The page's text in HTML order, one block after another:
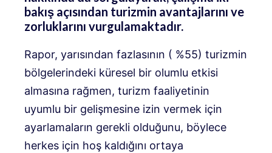
bakış açısından turizmin avantajlarını ve
zorluklarını vurgulamaktadır.
Rapor, yarısından fazlasının ( %55) turizmin
bölgelerindeki küresel bir olumlu etkisi
almasına rağmen, turizm faaliyetinin
uyumlu bir gelişmesine izin vermek için
ayarlamaların gerekli olduğunu, böylece
herkes için hoş kaldığını ortaya